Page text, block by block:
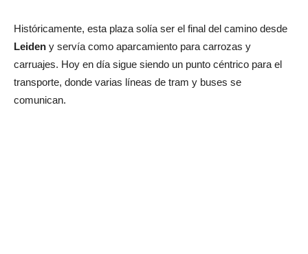
Históricamente, esta plaza solía ser el final del camino desde
Leiden y servía como aparcamiento para carrozas y
carruajes. Hoy en día sigue siendo un punto céntrico para el
transporte, donde varias líneas de tram y buses se
comunican.